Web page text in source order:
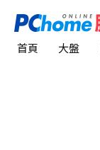
首頁 大盤